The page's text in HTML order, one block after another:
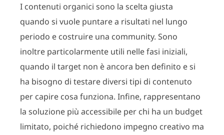
I contenuti organici sono la scelta giusta
quando si vuole puntare a risultati nel lungo
periodo e costruire una community. Sono
inoltre particolarmente utili nelle fasi iniziali,
quando il target non è ancora ben definito e si
ha bisogno di testare diversi tipi di contenuto
per capire cosa funziona. Infine, rappresentano
la soluzione più accessibile per chi ha un budget
limitato, poiché richiedono impegno creativo ma